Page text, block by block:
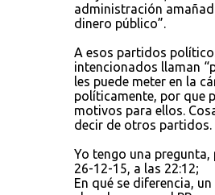
administración
dinero público”.
A esos partidos
intencionados llaman
les puede meter en la
políticamente, por que
motivos para ellos.
decir de otros partidos.
Yo tengo una
26-12-15, a las 22:12;
En qué se diferencia,